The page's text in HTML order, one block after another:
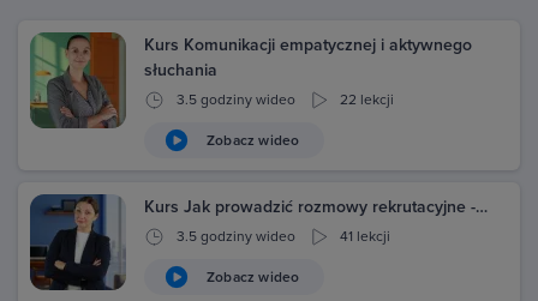
Kurs Komunikacji empatycznej i aktywnego
słuchania
3.5 godziny wideo 22 lekcji
Zobacz wideo
Kurs Jak prowadzić rozmowy rekrutacyjne -…
3.5 godziny wideo 41 lekcji
Zobacz wideo